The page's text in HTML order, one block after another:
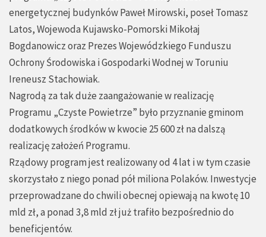
energetycznej budynków Paweł Mirowski, poseł Tomasz
Latos, Wojewoda Kujawsko-Pomorski Mikołaj
Bogdanowicz oraz Prezes Wojewódzkiego Funduszu
Ochrony Środowiska i Gospodarki Wodnej w Toruniu
Ireneusz Stachowiak.
Nagrodą za tak duże zaangażowanie w realizację
Programu „Czyste Powietrze” było przyznanie gminom
dodatkowych środków w kwocie 25 600 zł na dalszą
realizację założeń Programu.
Rządowy program jest realizowany od 4 lat i w tym czasie
skorzystało z niego ponad pół miliona Polaków. Inwestycje
przeprowadzane do chwili obecnej opiewają na kwotę 10
mld zł, a ponad 3,8 mld zł już trafiło bezpośrednio do
beneficjentów.